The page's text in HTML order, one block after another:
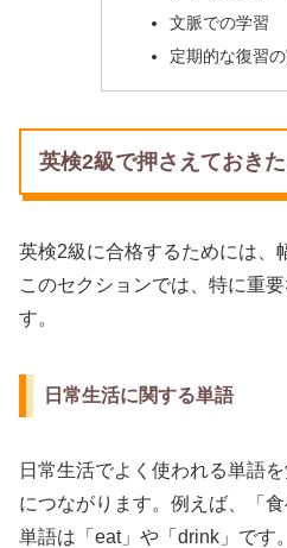
文脈での学習
定期的な復習
英検2級で押さえておき
英検2級に合格するためには、
このセクションでは、特に重
す。
日常生活に関する単語
日常生活でよく使われる単語
につながります。例えば、「
単語は「eat」や「drink」です。